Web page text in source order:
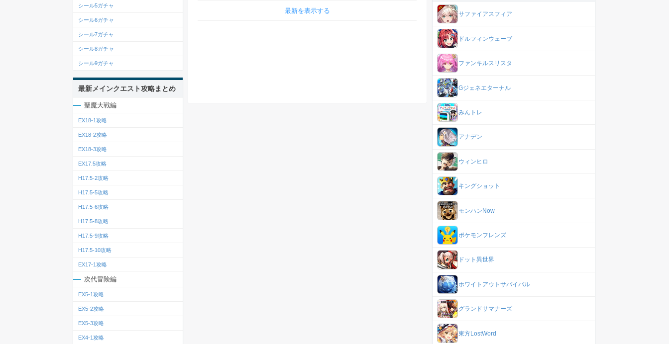
最新を表示する
シール5ガチャ
シール6ガチャ
シール7ガチャ
シール8ガチャ
シール9ガチャ
最新メインクエスト攻略まとめ
聖魔大戦編
EX18-1攻略
EX18-2攻略
EX18-3攻略
EX17.5攻略
H17.5-2攻略
H17.5-5攻略
H17.5-6攻略
H17.5-8攻略
H17.5-9攻略
H17.5-10攻略
EX17-1攻略
次代冒険編
EX5-1攻略
EX5-2攻略
EX5-3攻略
EX4-1攻略
サファイアスフィア
ドルフィンウェーブ
ファンキルスリスタ
Gジェネエターナル
みんトレ
アナデン
ウィンヒロ
キングショット
モンハンNow
ポケモンフレンズ
ドット異世界
ホワイトアウトサバイバル
グランドサマナーズ
東方LostWord